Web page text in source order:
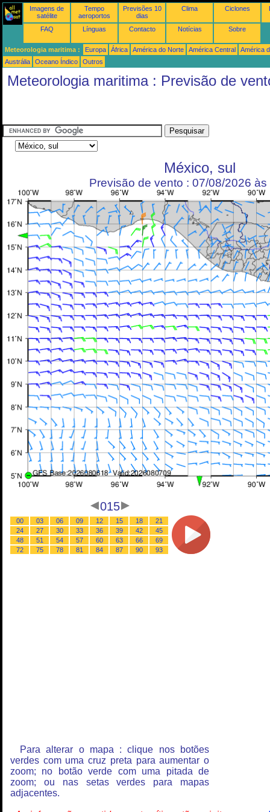
Imagens de
satélite
Tempo
aeroportos
Previsões 10
dias
Clima Ciclones
FAQ Línguas Contacto Notícias Sobre
Meteorologia maritima : Europa África América do Norte América Central
América
Austrália
Oceano Índico Outros
Meteorologia maritima : Previsão de
México, sul
Previsão de vento : 07/08/2026 às
015
00 03 06 09 12 15 18
21
24
27 30 33 36 39 42
45
48
51 54 57 60 63 66
69
72
75 78 81 84 87 90 93
Para alterar o mapa : clique nos botões
verdes com uma cruz preta para aumentar o
zoom; no botão verde com uma pitada de
zoom; ou nas setas verdes para mapas
adjacentes.